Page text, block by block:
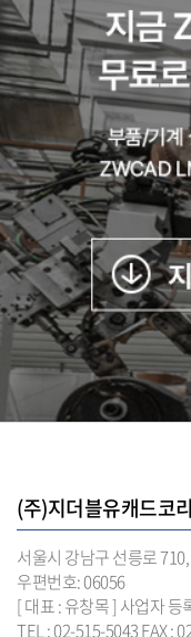
* ZWCAD LM : MFG 제
분야 기능, 3D, 응용 프
제한됩니다.
(주)지더블유캐드
서울시 강남구 선릉로
우편번호: 06056
[ 대표 : 유창목 ] 사업자
TEL : 02-515-5043 FAX :